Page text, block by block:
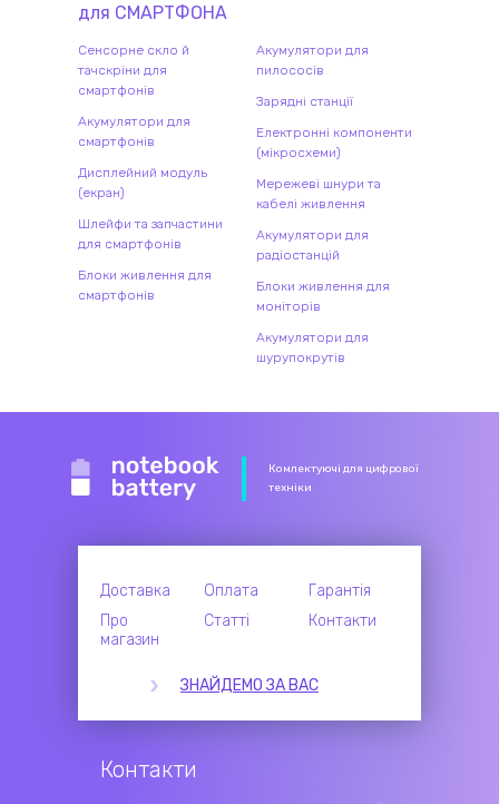
для СМАРТФОНА
Сенсорне скло й
тачскріни для
смартфонів
Акумулятори для
смартфонів
Дисплейний модуль
(екран)
Шлейфи та запчастини
для смартфонів
Блоки живлення для
смартфонів
Акумулятори для
пилососів
Зарядні станції
Електронні компоненти
(мікросхеми)
Мережеві шнури та
кабелі живлення
Акумулятори для
радіостанцій
Блоки живлення для
моніторів
Акумулятори для
шурупокрутів
Комлектуючі для цифрової
техніки
Доставка Оплата
Гарантія
Про
магазин
Статті Контакти
ЗНАЙДЕМО ЗА ВАС
Контакти